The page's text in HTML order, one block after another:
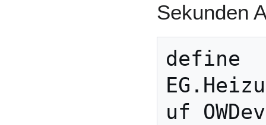
Sekunden
define
uf